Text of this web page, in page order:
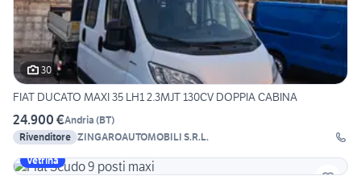
30
FIAT DUCATO MAXI 35 LH1 2.3MJT 130CV DOPPIA CABINA
24.900 €Andria (BT)
Rivenditore ZINGAROAUTOMOBILI S.R.L.
Vetrina